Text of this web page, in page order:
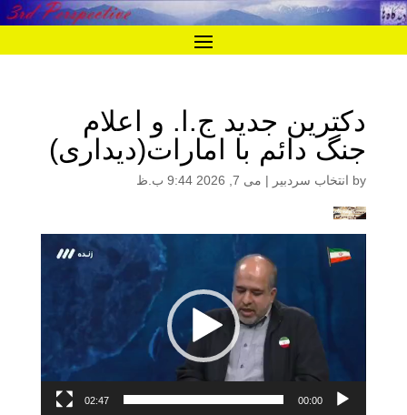
دکترین جدید ج.ا. و اعلام
جنگ دائم با امارات(دیداری)
by انتخاب سردبیر | می 7, 2026 9:44 ب.ظ
نمایشگر
ویدیو
00:00
02:47